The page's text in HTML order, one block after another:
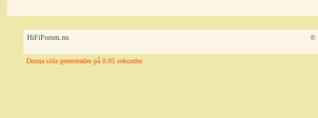
HiFiForum.nu ©
Denna sida genererades på 0.05 sekunder.